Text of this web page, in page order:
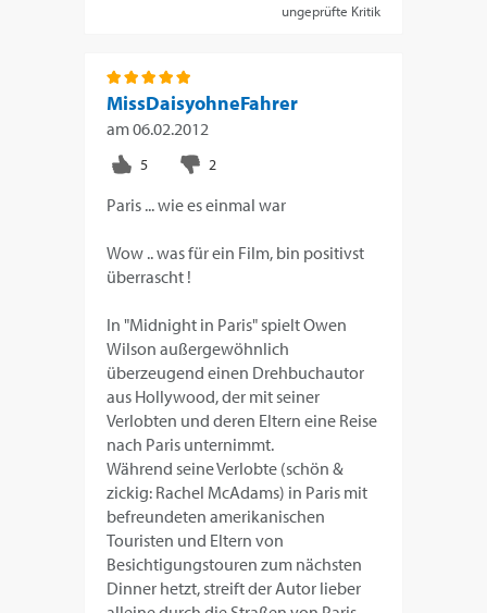
ungeprüfte Kritik
MissDaisyohneFahrer
am06.02.2012
Paris ... wie es einmal war
Wow .. was für ein Film, bin positivst
überrascht !
In "Midnight in Paris" spielt Owen
Wilson außergewöhnlich
überzeugend einen Drehbuchautor
aus Hollywood, der mit seiner
Verlobten und deren Eltern eine Reise
nach Paris unternimmt.
Während seine Verlobte (schön &
zickig: Rachel McAdams) in Paris mit
befreundeten amerikanischen
Touristen und Eltern von
Besichtigungstouren zum nächsten
Dinner hetzt, streift der Autor lieber